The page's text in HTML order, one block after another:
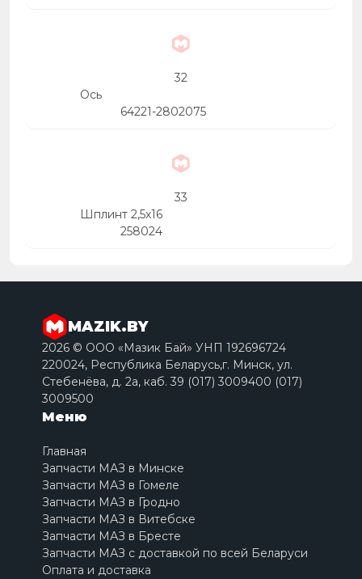
32
Ось
64221-2802075
33
Шплинт 2,5х16
258024
MAZIK.BY
2026 © ООО «Мазик Бай» УНП 192696724
220024, Республика Беларусь,г. Минск, ул.
Стебенёва, д. 2a, каб. 39 (017) 3009400 (017)
3009500
Меню
Главная
Запчасти МАЗ в Минске
Запчасти МАЗ в Гомеле
Запчасти МАЗ в Гродно
Запчасти МАЗ в Витебске
Запчасти МАЗ в Бресте
Запчасти МАЗ с доставкой по всей Беларуси
Оплата и доставка